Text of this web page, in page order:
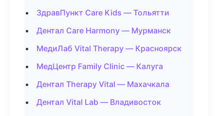
ЗдравПункт Care Kids — Тольятти
Дентал Care Harmony — Мурманск
МедиЛаб Vital Therapy — Красноярск
МедЦентр Family Clinic — Калуга
Дентал Therapy Vital — Махачкала
Дентал Vital Lab — Владивосток